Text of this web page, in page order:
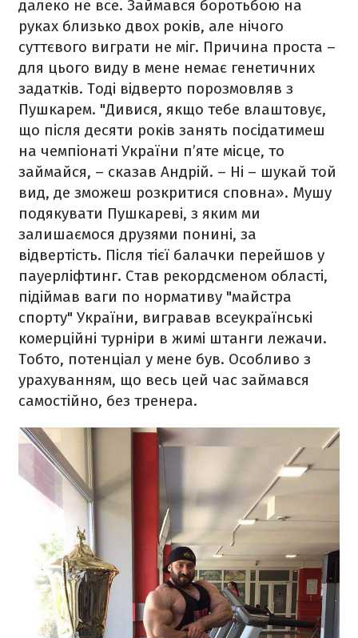
далеко не все. Займався боротьбою на
руках близько двох років, але нічого
суттєвого виграти не міг. Причина проста –
для цього виду в мене немає генетичних
задатків. Тоді відверто порозмовляв з
Пушкарем. "Дивися, якщо тебе влаштовує,
що після десяти років занять посідатимеш
на чемпіонаті України п’яте місце, то
займайся, – сказав Андрій. – Ні – шукай той
вид, де зможеш розкритися сповна». Мушу
подякувати Пушкареві, з яким ми
залишаємося друзями понині, за
відвертість. Після тієї балачки перейшов у
пауерліфтинг. Став рекордсменом області,
підіймав ваги по нормативу "майстра
спорту" України, вигравав всеукраїнські
комерційні турніри в жимі штанги лежачи.
Тобто, потенціал у мене був. Особливо з
урахуванням, що весь цей час займався
самостійно, без тренера.